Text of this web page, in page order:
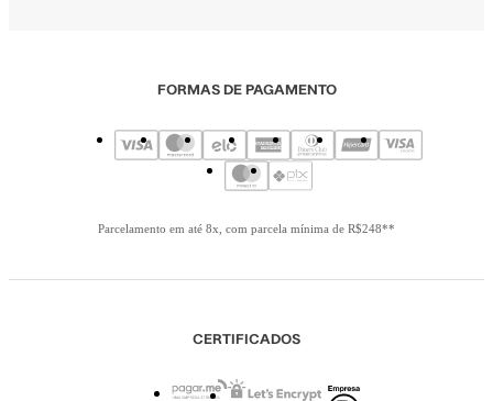
FORMAS DE PAGAMENTO
Parcelamento em até 8x, com parcela mínima de R$248**
CERTIFICADOS